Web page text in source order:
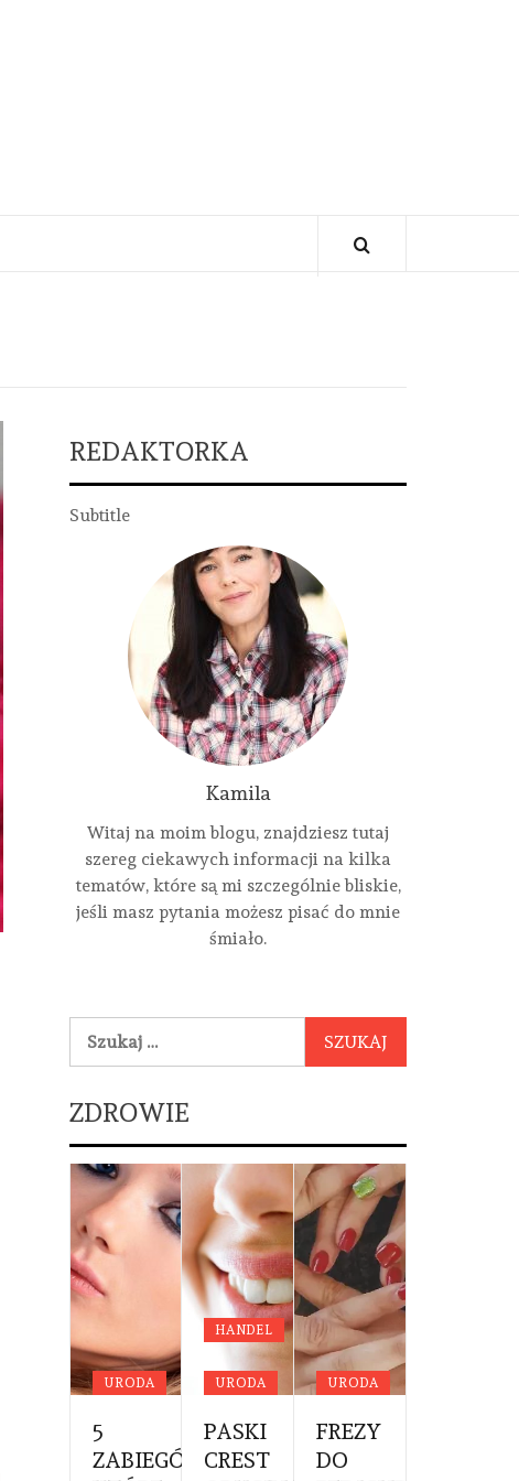
REDAKTORKA
Subtitle
Kamila
Witaj na moim blogu, znajdziesz tutaj
szereg ciekawych informacji na kilka
tematów, które są mi szczególnie bliskie,
jeśli masz pytania możesz pisać do mnie
śmiało.
Szukaj:
ZDROWIE
URODA
5
ZABIEGÓW,
HANDEL
URODA
PASKI
CREST
URODA
FREZY
DO